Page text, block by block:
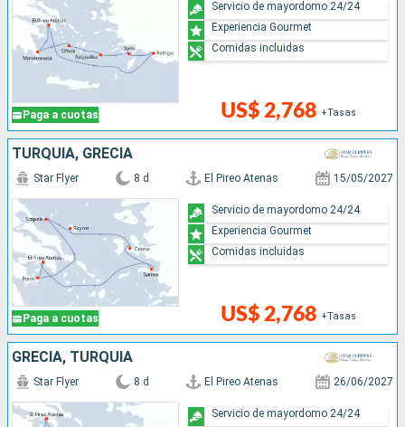
Paga a cuotas US$ 2,768 +Tasas
Servicio de mayordomo 24/24
Experiencia Gourmet
Comidas incluidas
TURQUÍA, GRECIA
Paga a cuotas
Star Flyer 8 d El Pireo Atenas 15/05/2027
US$ 2,768 +Tasas
Servicio de mayordomo 24/24
Experiencia Gourmet
Comidas incluidas
GRECIA, TURQUÍA
Star Flyer 8 d El Pireo Atenas 26/06/2027
Servicio de mayordomo 24/24